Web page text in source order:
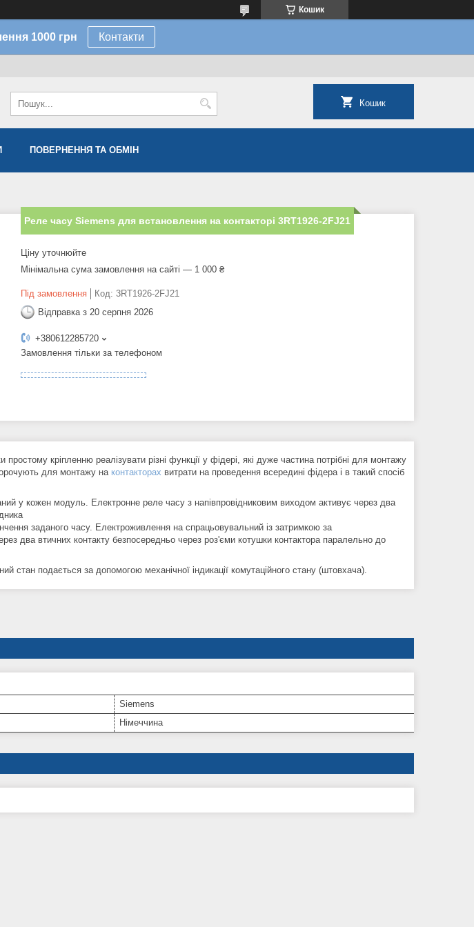
Кошик
1000 грн Контакти
Кошик
ПОВЕРНЕННЯ ТА ОБМІН
Реле часу Siemens для встановлення на контакторі 3RT1926-2FJ21
Ціну уточнюйте
Мінімальна сума замовлення на сайті — 1 000 ₴
Під замовлення Код: 3RT1926-2FJ21
Відправка з 20 серпня 2026
+380612285720
Замовлення тільки за телефоном
кріпленню реалізувати різні функції у фідері, які дуже частина потрібні для монтажу
для монтажу на контакторах витрати на проведення всередині фідера і в такий спосіб
у кожен модуль. Електронне реле часу з напівпровідниковим виходом активує через два
заданого часу. Електроживлення на спрацьовувальний із затримкою за
два втичних контакту безпосередньо через роз'єми котушки контактора паралельно до
стан подається за допомогою механічної індикації комутаційного стану (штовхача).
Siemens
Німеччина